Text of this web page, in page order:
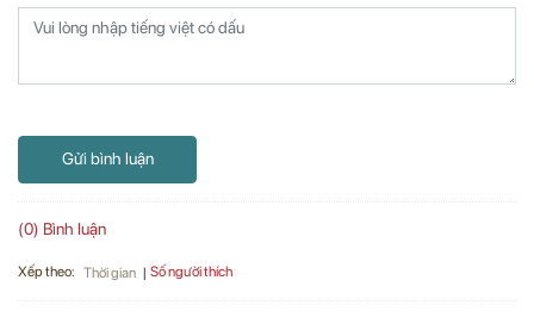
Gửi bình luận
(0) Bình luận
Xếp theo: Thời gian Số người thích